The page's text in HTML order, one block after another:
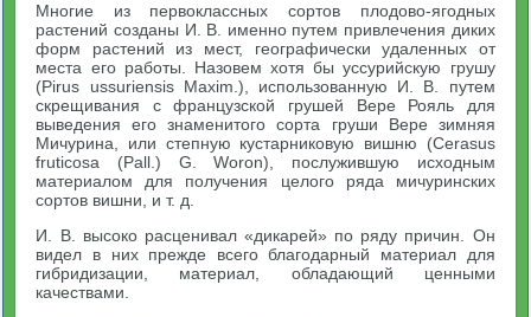
Многие из первоклассных сортов плодово-ягодных
растений созданы И. В. именно путем привлечения диких
форм растений из мест, географически удаленных от
места его работы. Назовем хотя бы уссурийскую грушу
(Pirus ussuriensis Maxim.), использованную И. В. путем
скрещивания с французской грушей Вере Рояль для
выведения его знаменитого сорта груши Вере зимняя
Мичурина, или степную кустарниковую вишню (Cerasus
fruticosa (Pall.) G. Woron), послужившую исходным
материалом для получения целого ряда мичуринских
сортов вишни, и т. д.
И. В. высоко расценивал «дикарей» по ряду причин. Он
видел в них прежде всего благодарный материал для
гибридизации, материал, обладающий ценными
качествами.